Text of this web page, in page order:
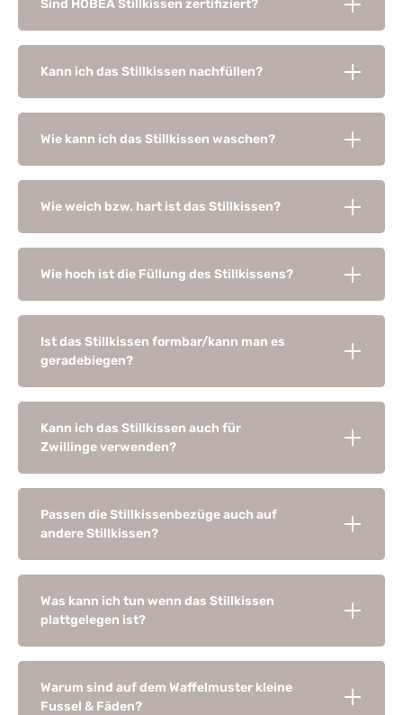
Sind HOBEA Stillkissen zertifiziert?
Kann ich das Stillkissen nachfüllen?
Wie kann ich das Stillkissen waschen?
Wie weich bzw. hart ist das Stillkissen?
Wie hoch ist die Füllung des Stillkissens?
Ist das Stillkissen formbar/kann man es
geradebiegen?
Kann ich das Stillkissen auch für
Zwillinge verwenden?
Passen die Stillkissenbezüge auch auf
andere Stillkissen?
Was kann ich tun wenn das Stillkissen
plattgelegen ist?
Warum sind auf dem Waffelmuster kleine
Fussel & Fäden?